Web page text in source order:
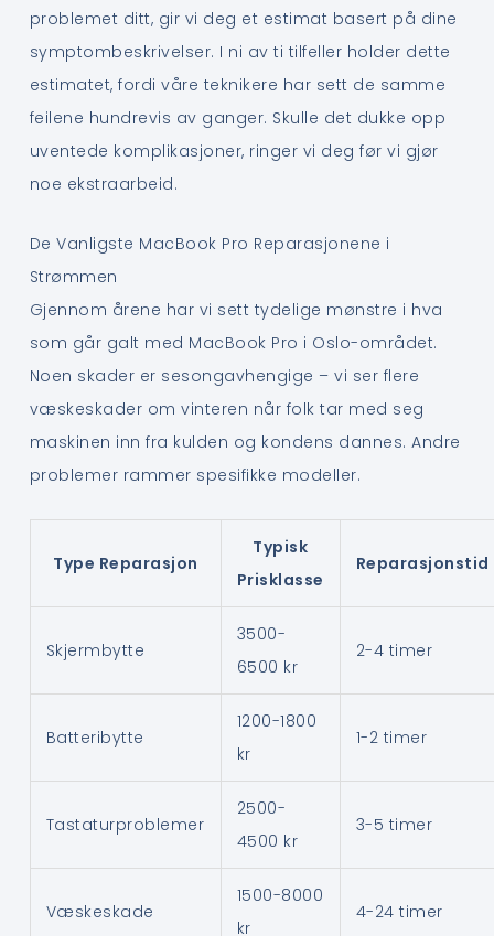
problemet ditt, gir vi deg et estimat basert på dine
symptombeskrivelser. I ni av ti tilfeller holder dette
estimatet, fordi våre teknikere har sett de samme
feilene hundrevis av ganger. Skulle det dukke opp
uventede komplikasjoner, ringer vi deg før vi gjør
noe ekstraarbeid.
De Vanligste MacBook Pro Reparasjonene i
Strømmen
Gjennom årene har vi sett tydelige mønstre i hva
som går galt med MacBook Pro i Oslo-området.
Noen skader er sesongavhengige – vi ser flere
væskeskader om vinteren når folk tar med seg
maskinen inn fra kulden og kondens dannes. Andre
problemer rammer spesifikke modeller.
Type Reparasjon
Typisk
Prisklasse
Reparasjonstid
Skjermbytte
3500-
6500 kr
2-4 timer
Batteribytte
1200-1800
kr
1-2 timer
Tastaturproblemer
2500-
4500 kr
3-5 timer
Væskeskade
1500-8000
kr
4-24 timer